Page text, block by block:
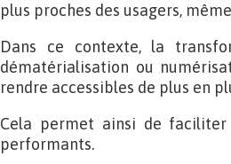
plus proches des usagers,
Dans ce contexte, la
dématérialisation ou
rendre accessibles de plus en
Cela permet ainsi de
performants.